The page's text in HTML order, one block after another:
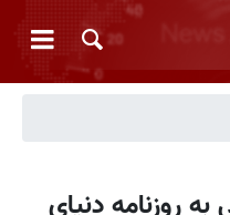
روزنامه دنیای